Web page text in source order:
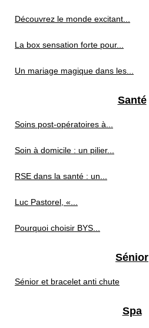
Découvrez le monde excitant...
La box sensation forte pour...
Un mariage magique dans les...
Santé
Soins post‑opératoires à...
Soin à domicile : un pilier...
RSE dans la santé : un...
Luc Pastorel, «...
Pourquoi choisir BYS...
Sénior
Sénior et bracelet anti chute
Spa